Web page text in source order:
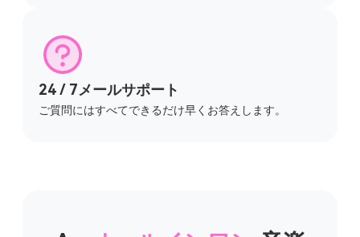
24 / 7メールサポート
ご質問にはすべてできるだけ早くお答えします。